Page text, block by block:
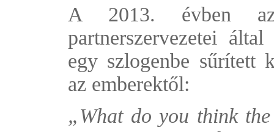
A 2013. évben
partnerszervezetei
egy szlogenbe sűrített
az emberektől:
„What do you think